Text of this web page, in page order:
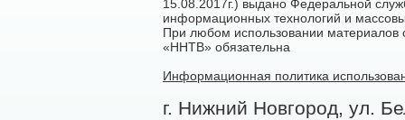
15.08.2017г.) выдано Федеральной
информационных технологий и
При любом использовании материалов
«ННТВ» обязательна
Информационная политика
г. Нижний Новгород, ул.